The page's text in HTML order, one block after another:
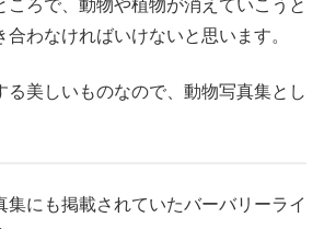
ころで、動物や植物が消えていこうと
合わなければいけないと思います。
る美しいものなので、動物写真集とし
にも掲載されていたバーバリーライ